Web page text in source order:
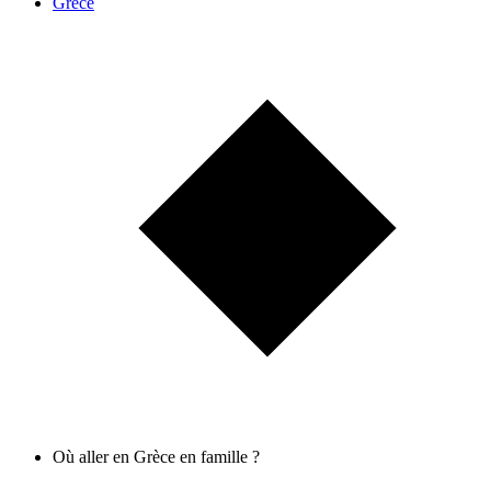
Où aller en Grèce en famille ?